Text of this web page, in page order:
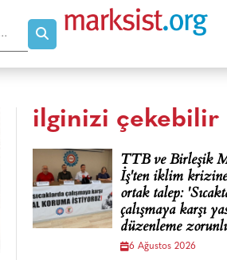
ilginizi çekebilir
TTB ve Birleşik
İş'ten iklim
ortak talep:
çalışmaya karşı
düzenleme
6 Ağustos 2026